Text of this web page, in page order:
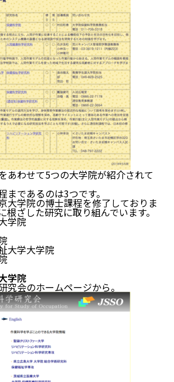
あわせて5つの大学院が紹介されて
まであるのは3つです。
大学院の博士課程を修了しておりま
根ざした研究に取り組んでいます。
学院
大学大学院
学院
究会のホームページから。